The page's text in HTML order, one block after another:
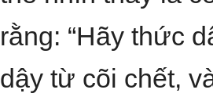
rằng: “Hãy thức
dậy từ cõi chết,